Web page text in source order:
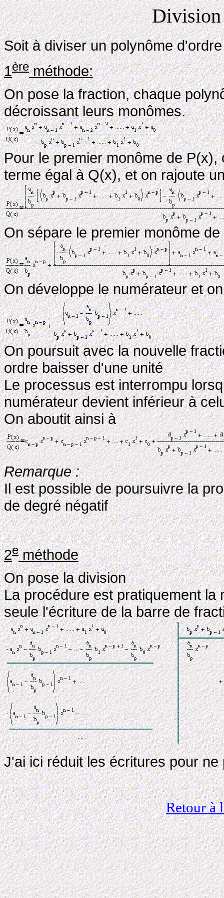
Division
Soit à diviser un polynôme
1èreméthode:
On pose la fraction, chaque
décroissant leurs monômes.
Pour le premier monôme de
terme égal à Q(x), et on rajoute
On sépare le premier monôme
On développe le numérateur et
On poursuit avec la nouvelle
ordre baisser d'une unité
Le processus est interrompu
numérateur devient inférieur à
On aboutit ainsi à
Remarque :
Il est possible de poursuivre la
de degré négatif
2eméthode
On pose la division
La procédure est pratiquement
seule l'écriture de la barre de
J'ai ici réduit les écritures pour
Retour à